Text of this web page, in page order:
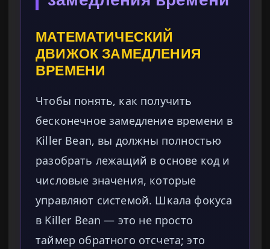
МАТЕМАТИЧЕСКИЙ
ДВИЖОК ЗАМЕДЛЕНИЯ
ВРЕМЕНИ
Чтобы понять, как получить
бесконечное замедление времени в
Killer Bean, вы должны полностью
разобрать лежащий в основе код и
числовые значения, которые
управляют системой. Шкала фокуса
в Killer Bean — это не просто
таймер обратного отсчета; это